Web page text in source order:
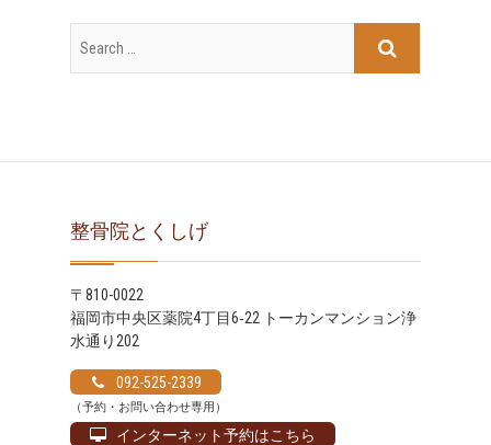
カ
イ
整骨院とくしげ
〒810-0022
福岡市中央区薬院4丁目6‐22 トーカンマンション浄
水通り202
092-525-2339
（予約・お問い合わせ専用）
インターネット予約はこちら